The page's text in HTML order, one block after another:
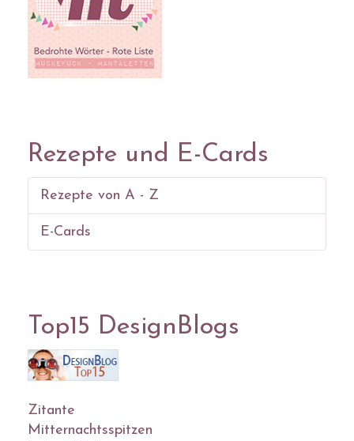
Rezepte und E-Cards
Rezepte von A - Z
E-Cards
Top15 DesignBlogs
Zitante
Mitternachtsspitzen